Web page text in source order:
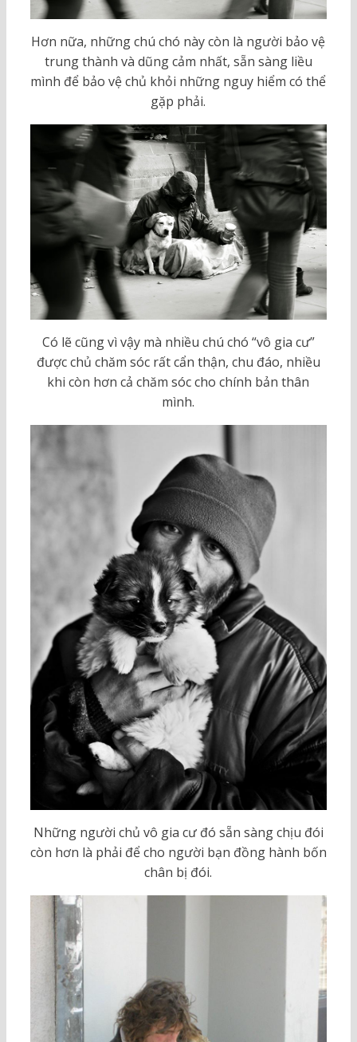
Hơn nữa, những chú chó này còn là người bảo vệ
trung thành và dũng cảm nhất, sẵn sàng liều
mình để bảo vệ chủ khỏi những nguy hiểm có thể
gặp phải.
Có lẽ cũng vì vậy mà nhiều chú chó “vô gia cư”
được chủ chăm sóc rất cẩn thận, chu đáo, nhiều
khi còn hơn cả chăm sóc cho chính bản thân
mình.
Những người chủ vô gia cư đó sẵn sàng chịu đói
còn hơn là phải để cho người bạn đồng hành bốn
chân bị đói.